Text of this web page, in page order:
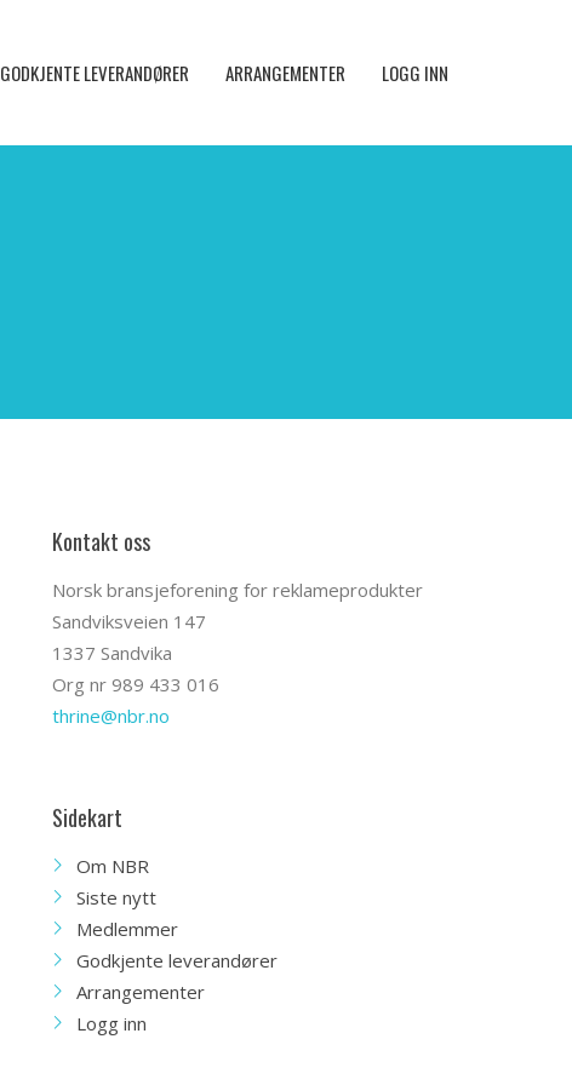
GODKJENTE LEVERANDØRER ARRANGEMENTER LOGG INN
Kontakt oss
Norsk bransjeforening for reklameprodukter
Sandviksveien 147
1337 Sandvika
Org nr 989 433 016
thrine@nbr.no
Sidekart
Om NBR
Siste nytt
Medlemmer
Godkjente leverandører
Arrangementer
Logg inn